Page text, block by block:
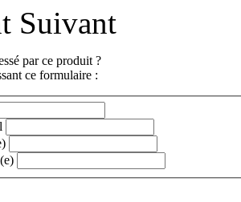
Suivant
par ce produit ?
ce formulaire :